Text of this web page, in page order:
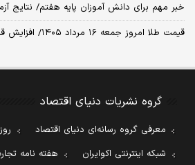
خبر مهم برای دانش آموزان پایه هفتم/ نتایج
قیمت طلا امروز جمعه ۱۶ مرداد ۱۴۰۵/ افزایش قیمت طلا
گروه نشریات دنیای اقتصاد
معرفی گروه رسانه‌ای دنیای اقتصاد
شبکه اینترنتی اکوایران
هفته نامه